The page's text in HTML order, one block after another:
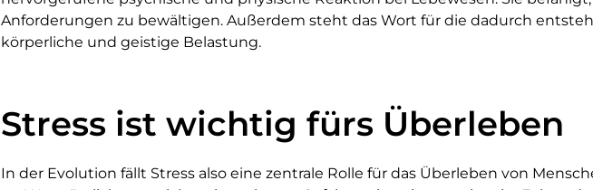
Anforderungen zu bewältigen. Außerdem steht das Wort für die dadurch
körperliche und geistige Belastung.
Stress ist wichtig fürs Überleben
In der Evolution fällt Stress also eine zentrale Rolle für das Überleben von